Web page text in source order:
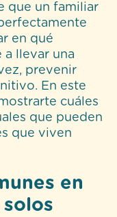
que un familiar
en qué
a llevar una
prevenir
En este
cuáles
que pueden
que viven
en